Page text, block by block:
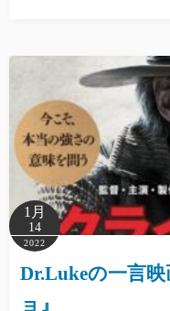
1月
14
2022
Dr.Lukeの一言
ョ』